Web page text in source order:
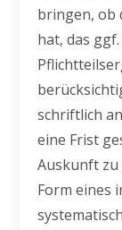
bringen, ob
hat, das
schriftlich
eine Frist
Auskunft
Form eines